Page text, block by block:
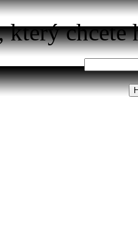
chcete